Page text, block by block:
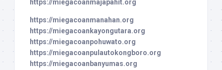
https://miegacoanmajapahit.org
https://miegacoanmanahan.org
https://miegacoankayongutara.org
https://miegacoanpohuwato.org
https://miegacoanpulautokongboro.org
https://miegacoanbanyumas.org